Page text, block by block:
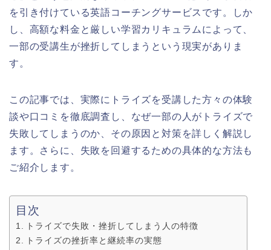
を引き付けている英語コーチングサービスです。しか
し、高額な料金と厳しい学習カリキュラムによって、
一部の受講生が挫折してしまうという現実がありま
す。
この記事では、実際にトライズを受講した方々の体験
談や口コミを徹底調査し、なぜ一部の人がトライズで
失敗してしまうのか、その原因と対策を詳しく解説し
ます。さらに、失敗を回避するための具体的な方法も
ご紹介します。
目次
トライズで失敗・挫折してしまう人の特徴
トライズの挫折率と継続率の実態